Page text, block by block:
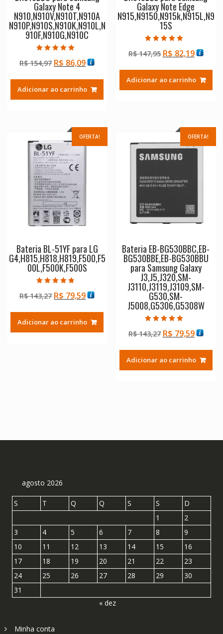
Galaxy Note 4
N910,N910V,N910T,N910A
N910P,N910S,N910K,N910L,N
910F,N910G,N910C
5.00
de 5
R$154,97 O
original
era:
R$ 86,09O
atual
é:
Adicionar ao carrinho
Galaxy Note Edge
N915,N9150,N915k,N915L,N9
15S
5.00
de 5
R$147,95 O
original
era:
R$ 82,19O
atual
é:
Adicionar ao carrinho
OFERTA!
Bateria BL-51YF para LG
G4,H815,H818,H819,F500,F5
00L,F500K,F500S
4.50
de 5
R$143,27 O
original
era:
R$ 79,59O
atual
é:
Adicionar ao carrinho
OFERTA!
Bateria EB-BG530BBC,EB-
BG530BBE,EB-BG530BBU
para Samsung Galaxy
J3,J5,J320,SM-
J3110,J3119,J3109,SM-
G530,SM-
J5008,G5306,G5308W
5.00
de 5
R$143,27 O
original
era:
R$ 79,59O
atual
é:
Adicionar ao carrinho
agosto 2026
S T Q Q S S
D
1
2
3
4 5 6 7 8
9
10
11 12 13 14 15
16
17
18 19 20 21 22
23
24
25 26 27 28 29
30
31
« dez
Minha conta